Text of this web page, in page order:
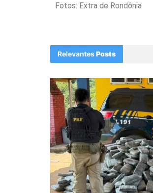
Fotos: Extra de Rondônia
RelevantesPosts